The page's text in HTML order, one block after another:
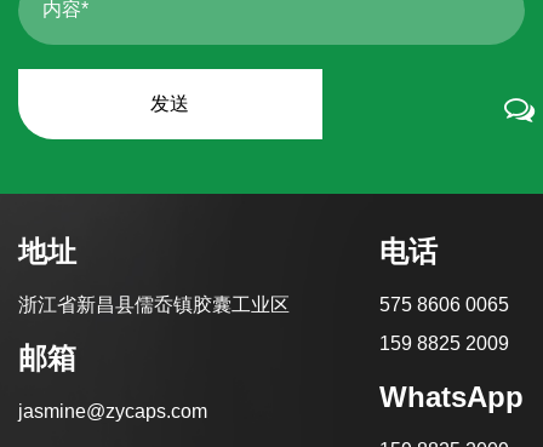
地址
浙江省新昌县儒岙镇胶囊工业区
邮箱
jasmine@zycaps.com
电话
575 8606 0065
159 8825 2009
WhatsApp